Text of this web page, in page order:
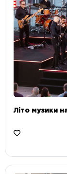
Літо музики